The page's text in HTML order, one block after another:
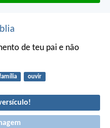
de teu pai e não
ouvir